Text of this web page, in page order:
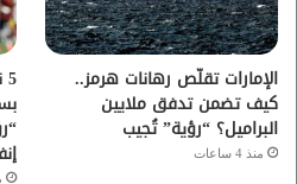
ك
الإمارات تقلّص رهانات هرمز..
كيف تضمن تدفق ملايين
البراميل؟ “رؤية” تُجيب
منذ 4 ساعات